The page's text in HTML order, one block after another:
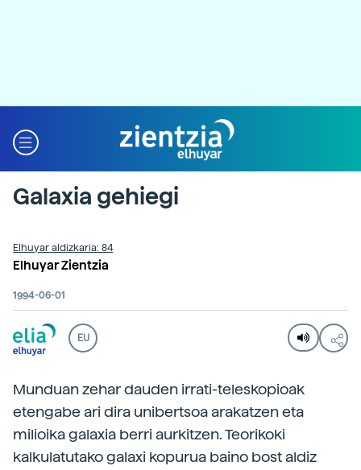
Galaxia gehiegi
Elhuyar aldizkaria: 84
Elhuyar Zientzia
1994-06-01
EU
Munduan zehar dauden irrati-teleskopioak
etengabe ari dira unibertsoa arakatzen eta
milioika galaxia berri aurkitzen. Teorikoki
kalkulatutako galaxi kopurua baino bost aldiz